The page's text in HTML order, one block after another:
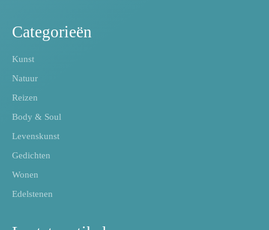
Categorieën
Kunst
Natuur
Reizen
Body & Soul
Levenskunst
Gedichten
Wonen
Edelstenen